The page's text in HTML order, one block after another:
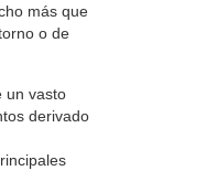
más que
o de
un vasto
derivado